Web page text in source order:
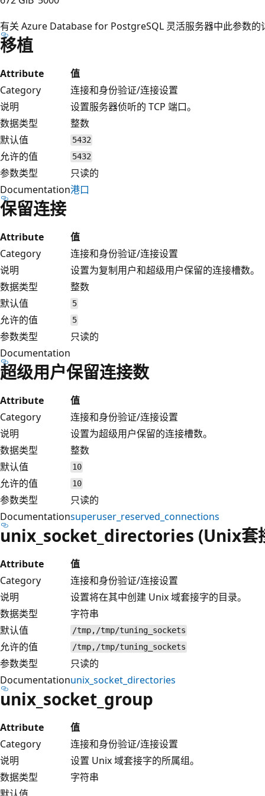
有关 Azure Database for PostgreSQL 灵活服务器中此参数
移植
Attribute
值
Category
连接和身份验证/连接设置
说明
设置服务器侦听的 TCP 端口。
数据类型
整数
默认值
5432
允许的值 5432
参数类型
只读的
Documentation港口
保留连接
Attribute
值
Category
连接和身份验证/连接设置
说明
设置为复制用户和超级用户保留的连接槽数。
数据类型
整数
默认值
5
允许的值 5
参数类型
只读的
Documentation
超级用户保留连接数
Attribute
值
Category
连接和身份验证/连接设置
说明
设置为超级用户保留的连接槽数。
数据类型
整数
默认值
10
允许的值 10
参数类型
只读的
Documentationsuperuser_reserved_connections
unix_socket_directories (Unix套
Attribute
值
Category
连接和身份验证/连接设置
说明
设置将在其中创建 Unix 域套接字的目录。
数据类型
字符串
默认值
/tmp,/tmp/tuning_sockets
允许的值 /tmp,/tmp/tuning_sockets
参数类型
只读的
Documentationunix_socket_directories
unix_socket_group
Attribute
值
Category
连接和身份验证/连接设置
说明
设置 Unix 域套接字的所属组。
数据类型
字符串
默认值